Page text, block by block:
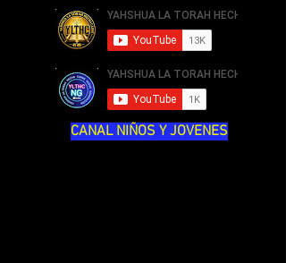
CANAL NIÑOS Y JOVENES